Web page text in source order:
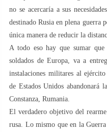
no se acercaría a sus
destinado Rusia en plena guerra
única manera de reducir la
A todo eso hay que sumar
soldados de Europa, va a
instalaciones militares al
de Estados Unidos abandonará
Constanza, Rumania.
El verdadero objetivo del
rusa. Lo mismo que en la